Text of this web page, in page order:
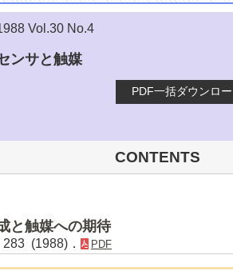
Vol.30 No.4
ンサと触媒
PDF一括ダウンロ
CONTENTS
と触媒への期待
283 (1988)． PDF